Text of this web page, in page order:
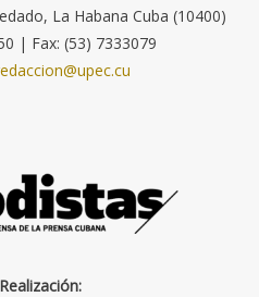
La Habana Cuba (10400)
| Fax: (53) 7333079